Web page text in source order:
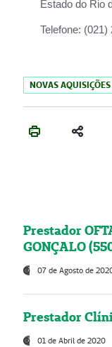
Estado do Rio
Telefone: (021)
NOVAS AQUISIÇÕES
Prestador
GONÇALO
07 de Agosto de
Prestador
01 de Abril de 2020